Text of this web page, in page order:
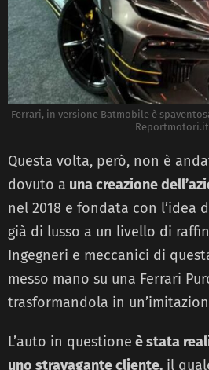
Ferrari, in versione Batmobile è
Reportmotori.it
Questa volta, però, non è
dovuto a una creazione
nel 2018 e fondata con l’idea
già di lusso a un livello di
Ingegneri e meccanici di
messo mano su una Ferrari
trasformandola in
L’auto in questione è stata
uno stravagante cliente, il